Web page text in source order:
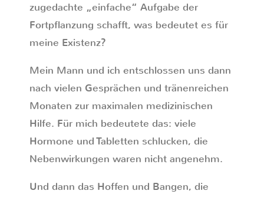
zugedachte „einfache“ Aufgabe der
Fortpflanzung schafft, was bedeutet es für
meine Existenz?
Mein Mann und ich entschlossen uns dann
nach vielen Gesprächen und tränenreichen
Monaten zur maximalen medizinischen
Hilfe. Für mich bedeutete das: viele
Hormone und Tabletten schlucken, die
Nebenwirkungen waren nicht angenehm.
Und dann das Hoffen und Bangen, die